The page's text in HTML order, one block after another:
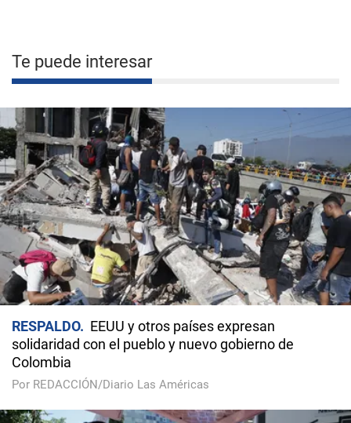
Te puede interesar
RESPALDO
EEUU y otros países expresan
solidaridad con el pueblo y nuevo gobierno de
Colombia
Por REDACCIÓN/Diario Las Américas